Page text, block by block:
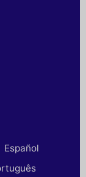
Español